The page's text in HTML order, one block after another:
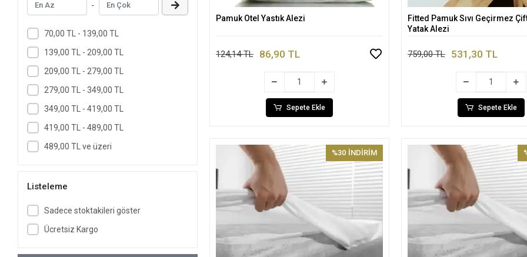
-
70,00 TL - 139,00 TL
139,00 TL - 209,00 TL
209,00 TL - 279,00 TL
279,00 TL - 349,00 TL
349,00 TL - 419,00 TL
419,00 TL - 489,00 TL
489,00 TL ve üzeri
Listeleme
Sadece stoktakileri göster
Ücretsiz Kargo
Sepete Ekle
Pamuk Otel Yastık Alezi
124,14 TL 86,90 TL
Sepete Ekle
Sepete Ekle
Fitted Pamuk Sıvı Geçirmez
Yatak Alezi
759,00 TL 531,30 TL
Sepete Ekle
%30 İNDİRİM